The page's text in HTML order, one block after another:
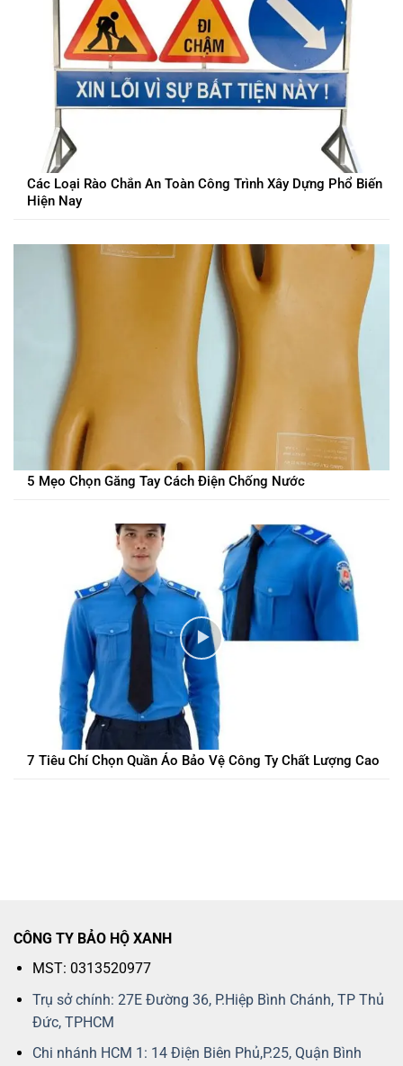
Các Loại Rào Chắn An Toàn Công Trình Xây Dựng Phổ Biến
Hiện Nay
5 Mẹo Chọn Găng Tay Cách Điện Chống Nước
7 Tiêu Chí Chọn Quần Áo Bảo Vệ Công Ty Chất Lượng Cao
CÔNG TY BẢO HỘ XANH
MST: 0313520977
Trụ sở chính: 27E Đường 36, P.Hiệp Bình Chánh, TP Thủ
Đức, TPHCM
Chi nhánh HCM 1: 14 Điện Biên Phủ,P.25, Quận Bình